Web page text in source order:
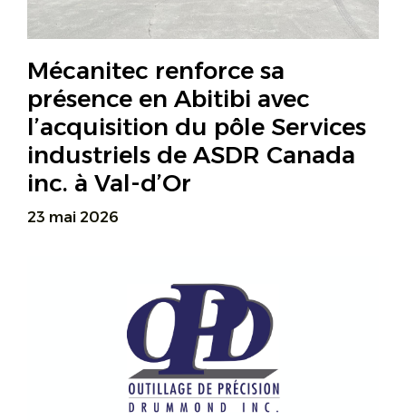
Mécanitec renforce sa
présence en Abitibi avec
l’acquisition du pôle Services
industriels de ASDR Canada
inc. à Val-d’Or
23 mai 2026